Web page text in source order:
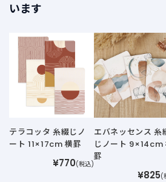
います
テラコッタ 糸綴じノ
ート 11×17cm 横罫
¥770(税込)
エバネッセンス 糸
じノート 9×14cm
罫
¥825(